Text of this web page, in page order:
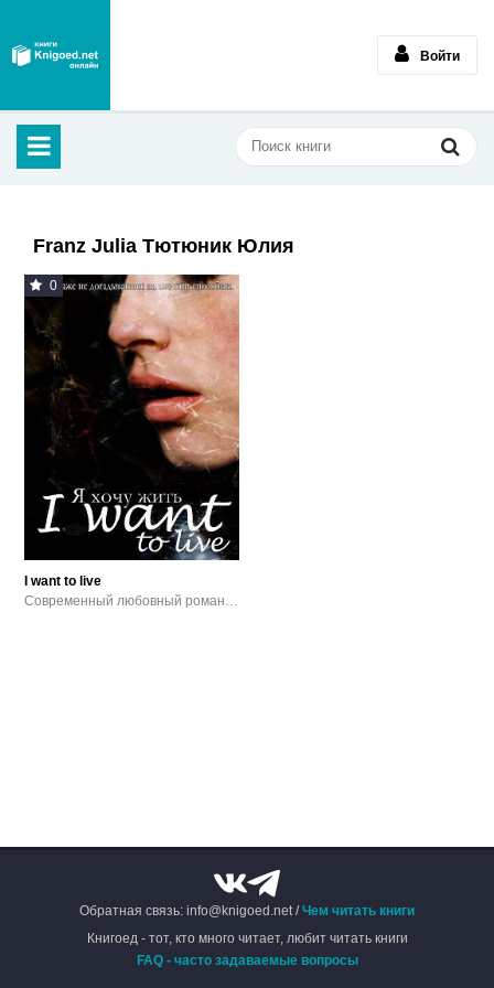
Войти
Franz Julia Тютюник Юлия
0
I want to live
Современный любовный роман / Городское фэнтези / Прочие приключения / Подростковая литература
Обратная связь: info@knigoed.net /Чем читать книги
Книгоед - тот, кто много читает, любит читать книги
FAQ - часто задаваемые вопросы